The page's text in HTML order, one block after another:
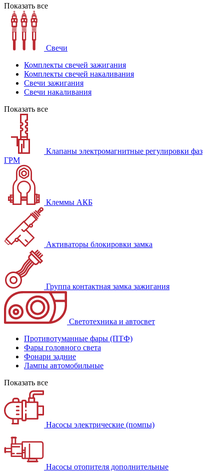
Показать все
Свечи
Комплекты свечей зажигания
Комплекты свечей накаливания
Свечи зажигания
Свечи накаливания
Показать все
Клапаны электромагнитные регулировки фаз
ГРМ
Клеммы АКБ
Активаторы блокировки замка
Группа контактная замка зажигания
Светотехника и автосвет
Противотуманные фары (ПТФ)
Фары головного света
Фонари задние
Лампы автомобильные
Показать все
Насосы электрические (помпы)
Насосы отопителя дополнительные